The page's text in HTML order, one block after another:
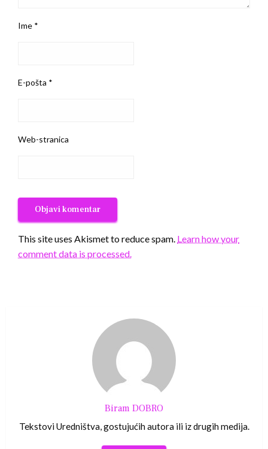
Ime *
E-pošta *
Web-stranica
This site uses Akismet to reduce spam. Learn how your
comment data is processed.
Biram DOBRO
Tekstovi Uredništva, gostujućih autora ili iz drugih medija.